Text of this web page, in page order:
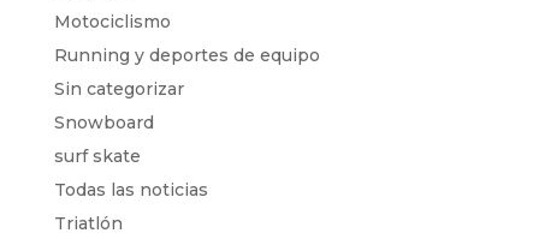
Motociclismo
Running y deportes de equipo
Sin categorizar
Snowboard
surf skate
Todas las noticias
Triatlón